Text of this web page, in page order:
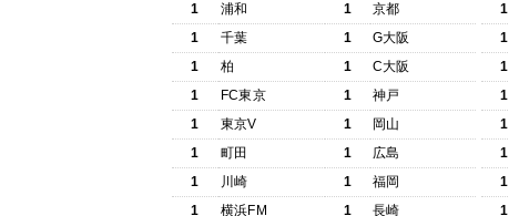
1
浦和 1
京都
1
千葉 1
G大阪
1
柏 1
C大阪
1
FC東京 1
神戸
1
東京V 1
岡山
1
町田 1
広島
1
川崎 1
福岡
1
横浜FM 1 長崎
1
1
1
1
1
1
1
1